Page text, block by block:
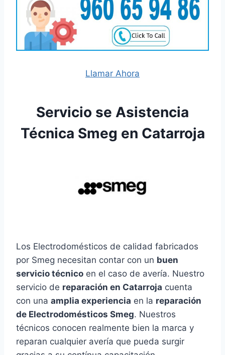
Llamar Ahora
Servicio se Asistencia
Técnica Smeg en Catarroja
Los Electrodomésticos de calidad fabricados
por Smeg necesitan contar con un buen
servicio técnico en el caso de avería. Nuestro
servicio de reparación en Catarroja cuenta
con una amplia experiencia en la reparación
de Electrodomésticos Smeg. Nuestros
técnicos conocen realmente bien la marca y
reparan cualquier avería que pueda surgir